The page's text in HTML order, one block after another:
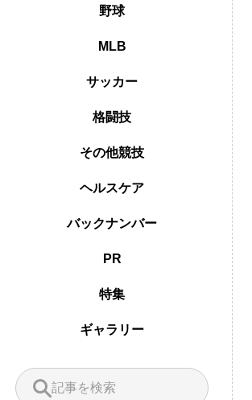
野球
MLB
サッカー
格闘技
その他競技
ヘルスケア
バックナンバー
PR
特集
ギャラリー